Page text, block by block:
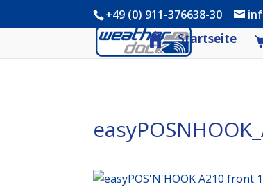
+49 (0) 911-376638-30
Startseite